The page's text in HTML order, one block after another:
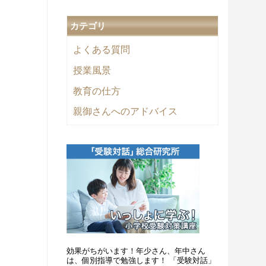
カテゴリ
よくある質問
授業風景
教育の仕方
親御さんへのアドバイス
効果がちがいます！年少さん、年中さん
は、個別指導で勉強します！ 「受験対話」